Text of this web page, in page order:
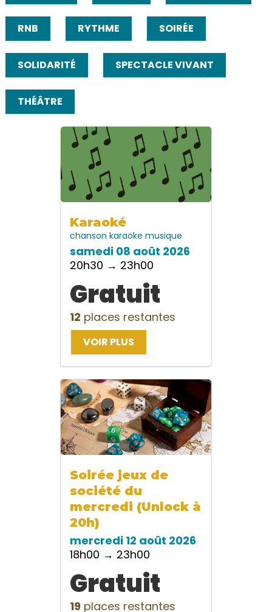
RNB RYTHME SOIRÉE
SOLIDARITÉ SPECTACLE VIVANT
THÉÂTRE
Karaoké
chanson karaoke musique
samedi 08 août 2026
20h30 → 23h00
Gratuit
12 places restantes
VOIR PLUS
Soirée jeux de
société du
mercredi (Unlock à
20h)
mercredi 12 août 2026
18h00 → 23h00
Gratuit
19 places restantes